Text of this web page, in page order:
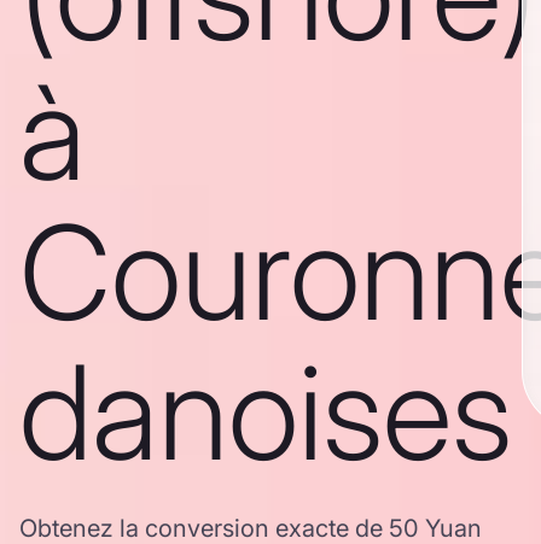
à
danoises
Obtenez la conversion exacte de 50 Yuan